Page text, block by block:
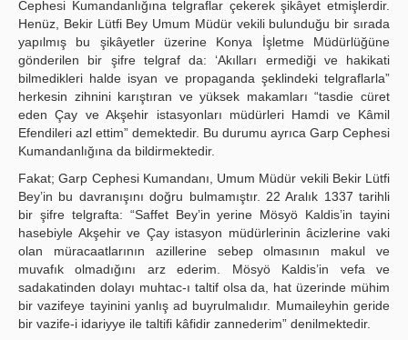
Cephesi Kumandanlığına telgraflar çekerek şikâyet etmişlerdir.
Henüz, Bekir Lütfi Bey Umum Müdür vekili bulunduğu bir sırada
yapılmış bu şikâyetler üzerine Konya İşletme Müdürlüğüne
gönderilen bir şifre telgraf da: ‘Akılları ermediği ve hakikati
bilmedikleri halde isyan ve propaganda şeklindeki telgraflarla”
herkesin zihnini karıştıran ve yüksek makamları “tasdie cüret
eden Çay ve Akşehir istasyonları müdürleri Hamdi ve Kâmil
Efendileri azl ettim” demektedir. Bu durumu ayrıca Garp Cephesi
Kumandanlığına da bildirmektedir.
Fakat; Garp Cephesi Kumandanı, Umum Müdür vekili Bekir Lütfi
Bey’in bu davranışını doğru bulmamıştır. 22 Aralık 1337 tarihli
bir şifre telgrafta: “Saffet Bey’in yerine Mösyö Kaldis’in tayini
hasebiyle Akşehir ve Çay istasyon müdürlerinin âcizlerine vaki
olan müracaatlarının azillerine sebep olmasının makul ve
muvafık olmadığını arz ederim. Mösyö Kaldis’in vefa ve
sadakatinden dolayı muhtac-ı taltif olsa da, hat üzerinde mühim
bir vazifeye tayinini yanlış ad buyrulmalıdır. Mumaileyhin geride
bir vazife-i idariyye ile taltifi kâfidir zannederim” denilmektedir.